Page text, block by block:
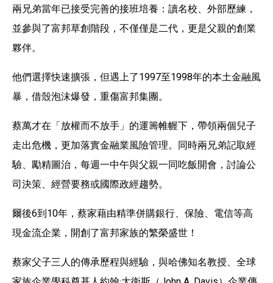
兩兄弟當年已接受完善的接班培養：讀名校、外部歷練，
並參與了富邦草創階段，不僅僅是二代，更是父親的創業
夥伴。
他們選擇快速擴張，但遇上了1997至1998年的本土金融風
暴，借殼泡沫爆發，重傷富邦集團。
蔡萬才在「放權而不放手」的運籌帷幄下，帶領兩個兒子
走出危機，更加落實金融業風險管理。同時兩兄弟記取經
驗、勵精圖治，每週一中午與父親一同吃飯開會，討論公
司決策、經營要務或國際政經趨勢。
爾後6到10年，蔡家藉由精準併購銀行、保險、電信等高
現金流企業，開創了富邦家族的繁榮盛世！
蔡家父子三人的傳承歷程與經驗，與哈佛知名教授、全球